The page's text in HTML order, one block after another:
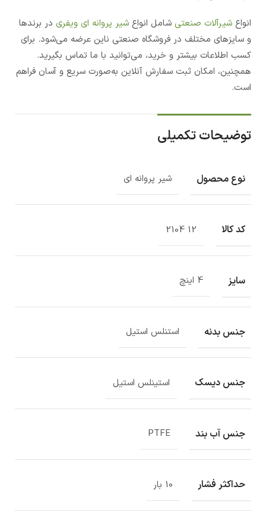
انواع شیرآلات صنعتی شامل انواع شیر پروانه ای ویفری در برندها
و سایزهای مختلف در فروشگاه صنعتی ناین عرضه می‌شود. برای
کسب اطلاعات بیشتر و خرید، می‌توانید با ما تماس بگیرید.
همچنین، امکان ثبت سفارش آنلاین به‌صورت سریع و آسان فراهم
است.
توضیحات تکمیلی
نوع محصول شیر پروانه ای
کد کالا 12 2104
سایز 4 اینچ
جنس بدنه استنلس استیل
جنس دیسک استینلس استیل
جنس آب بند PTFE
حداکثر فشار 10 بار